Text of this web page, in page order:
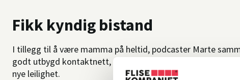
Fikk kyndig bistand
I tillegg til å være mamma på heltid, podcaster Marte
godt utbygd kontaktnett, og fikk hanket inn profesjonell
nye leilighet.